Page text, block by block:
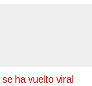
se ha vuelto viral